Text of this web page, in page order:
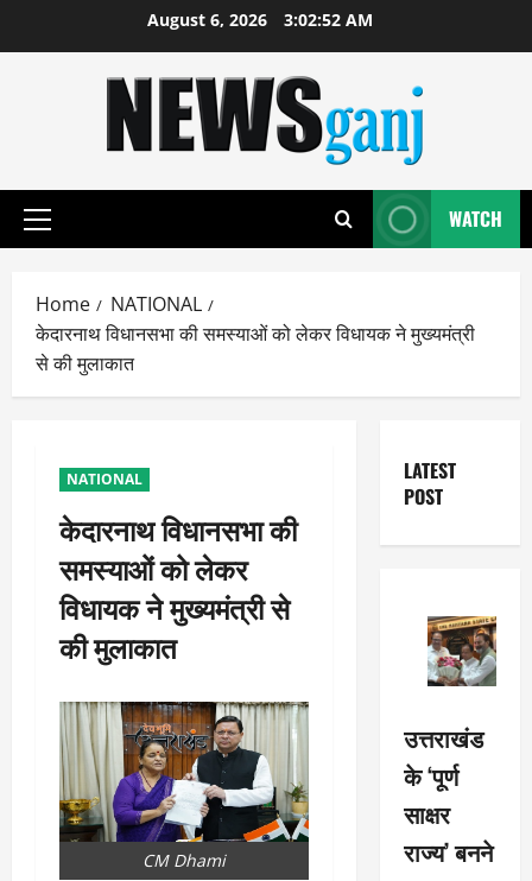
August 6, 2026 3:02:53 AM
Primary
WATCH
Home
NATIONAL
केदारनाथ विधानसभा की समस्याओं को लेकर विधायक ने मुख्यमंत्री
से की मुलाकात
NATIONAL
केदारनाथ विधानसभा की
समस्याओं को लेकर
विधायक ने मुख्यमंत्री से
की मुलाकात
CM Dhami
LATEST
POST
उत्तराखंड
के ‘पूर्ण
साक्षर
राज्य’ बनने